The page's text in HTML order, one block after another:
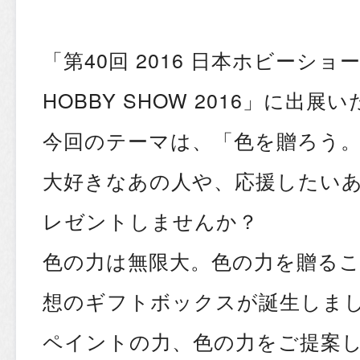
「第40回 2016 日本ホビーシ
HOBBY SHOW 2016」に出展い
今回のテーマは、「色を贈ろう
大好きなあの人や、応援したい
レゼントしませんか？
色の力は無限大。色の力を贈る
想のギフトボックスが誕生しま
ペイントの力、色の力をご提案